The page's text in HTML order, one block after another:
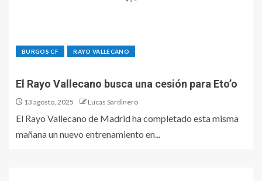
BURGOS CF RAYO VALLECANO
El Rayo Vallecano busca una cesión para Eto’o
13 agosto, 2025 Lucas Sardinero
El Rayo Vallecano de Madrid ha completado esta misma
mañana un nuevo entrenamiento en...